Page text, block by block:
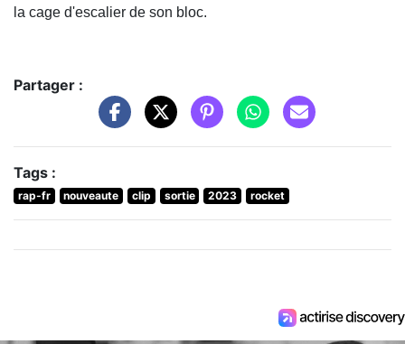
la cage d'escalier de son bloc.
Partager :
Tags :
rap-fr nouveaute clip sortie 2023 rocket